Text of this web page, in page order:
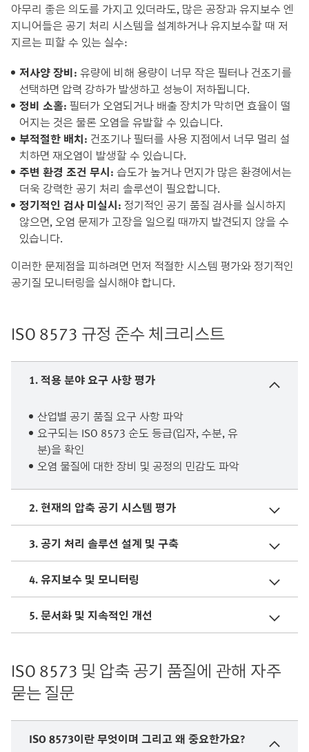
아무리 좋은 의도를 가지고 있더라도, 많은 공장과 유지보수 엔
지니어들은 공기 처리 시스템을 설계하거나 유지보수할 때 저
지르는 피할 수 있는 실수:
저사양 장비: 유량에 비해 용량이 너무 작은 필터나 건조기를
선택하면 압력 강하가 발생하고 성능이 저하됩니다.
정비 소홀: 필터가 오염되거나 배출 장치가 막히면 효율이 떨
어지는 것은 물론 오염을 유발할 수 있습니다.
부적절한 배치: 건조기나 필터를 사용 지점에서 너무 멀리 설
치하면 재오염이 발생할 수 있습니다.
주변 환경 조건 무시: 습도가 높거나 먼지가 많은 환경에서는
더욱 강력한 공기 처리 솔루션이 필요합니다.
정기적인 검사 미실시: 정기적인 공기 품질 검사를 실시하지
않으면, 오염 문제가 고장을 일으킬 때까지 발견되지 않을 수
있습니다.
이러한 문제점을 피하려면 먼저 적절한 시스템 평가와 정기적인
공기질 모니터링을 실시해야 합니다.
ISO 8573 규정 준수 체크리스트
1. 적용 분야 요구 사항 평가
산업별 공기 품질 요구 사항 파악
요구되는 ISO 8573 순도 등급(입자, 수분, 유
분)을 확인
오염 물질에 대한 장비 및 공정의 민감도 파악
2. 현재의 압축 공기 시스템 평가
3. 공기 처리 솔루션 설계 및 구축
4. 유지보수 및 모니터링
5. 문서화 및 지속적인 개선
ISO 8573 및 압축 공기 품질에 관해 자주
묻는 질문
ISO 8573이란 무엇이며 그리고 왜 중요한가요?